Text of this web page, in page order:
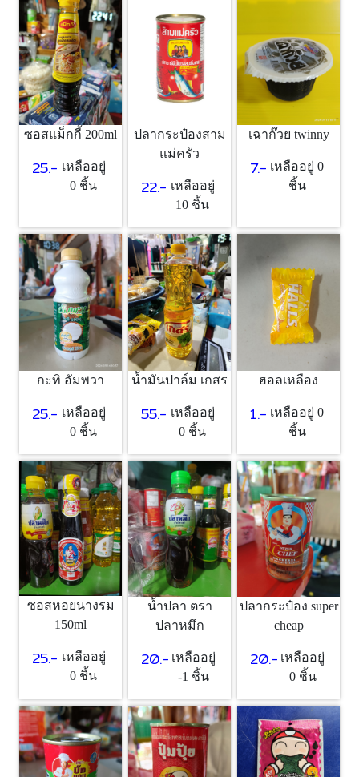
ซอสแม็กกี้ 200ml
25.- เหลืออยู่
0 ชิ้น
ปลากระป๋องสาม
แม่ครัว
22.- เหลืออยู่
10 ชิ้น
เฉาก๊วย twinny
7.- เหลืออยู่ 0
ชิ้น
กะทิ อัมพวา
25.- เหลืออยู่
0 ชิ้น
น้ำมันปาล์ม เกสร
55.- เหลืออยู่
0 ชิ้น
ฮอลเหลือง
1.- เหลืออยู่ 0
ชิ้น
ซอสหอยนางรม
150ml
25.- เหลืออยู่
0 ชิ้น
น้ำปลา ตรา
ปลาหมึก
20.- เหลืออยู่
-1 ชิ้น
ปลากระป๋อง super
cheap
20.- เหลืออยู่
0 ชิ้น